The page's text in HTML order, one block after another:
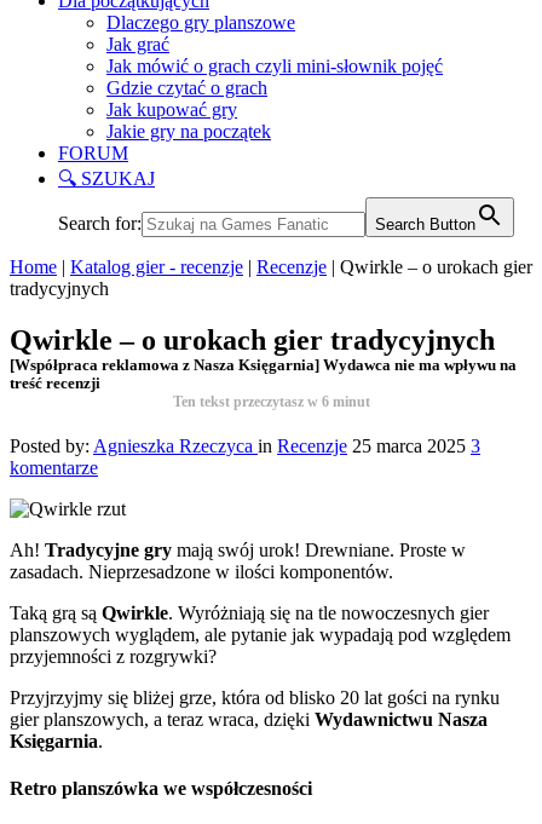
Dlaczego gry planszowe
Jak grać
Jak mówić o grach czyli mini-słownik pojęć
Gdzie czytać o grach
Jak kupować gry
Jakie gry na początek
FORUM
🔍 SZUKAJ
Search for: Search Button
Home | Katalog gier - recenzje | Recenzje | Qwirkle – o urokach gier
tradycyjnych
Qwirkle – o urokach gier tradycyjnych
[Współpraca reklamowa z Nasza Księgarnia] Wydawca nie ma wpływu na
treść recenzji
Ten tekst przeczytasz w 6 minut
Posted by: Agnieszka Rzeczyca in Recenzje 25 marca 2025 3
komentarze
Ah! Tradycyjne gry mają swój urok! Drewniane. Proste w
zasadach. Nieprzesadzone w ilości komponentów.
Taką grą są Qwirkle. Wyróżniają się na tle nowoczesnych gier
planszowych wyglądem, ale pytanie jak wypadają pod względem
przyjemności z rozgrywki?
Przyjrzyjmy się bliżej grze, która od blisko 20 lat gości na rynku
gier planszowych, a teraz wraca, dzięki Wydawnictwu Nasza
Księgarnia.
Retro planszówka we współczesności